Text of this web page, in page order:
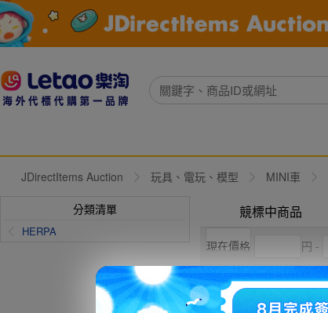
JDirectItems Auction 玩具、電玩、模型 MINI車
分類清單
HERPA
競標中商品
円 -
結標價 競標